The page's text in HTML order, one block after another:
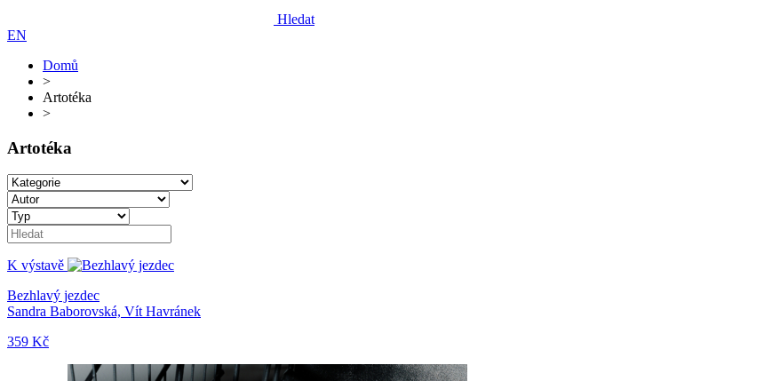
Hledat
EN
Domů
>
Artotéka
>
Artotéka
K výstavě
Bezhlavý jezdec
Sandra Baborovská, Vít Havránek
359 Kč